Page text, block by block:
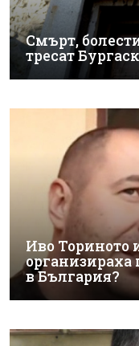
Смърт,
тресат
Иво Ториното
организираха
в България?